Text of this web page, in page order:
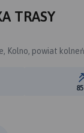
TRASY
Kolno, powiat